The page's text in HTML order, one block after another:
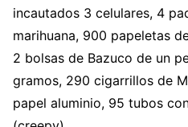
incautados 3 celulares, 4
marihuana, 900 papeletas
2 bolsas de Bazuco de un
gramos, 290 cigarrillos de
papel aluminio, 95 tubos